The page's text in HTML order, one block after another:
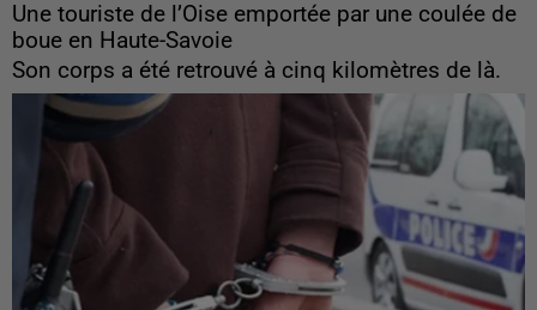
Une touriste de l’Oise emportée par une coulée de
boue en Haute-Savoie
Son corps a été retrouvé à cinq kilomètres de là.